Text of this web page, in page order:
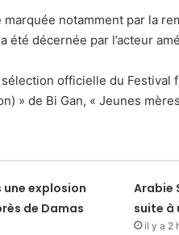
notamment par la
décernée par l’acteur
officielle du Festival
» de Bi Gan, « Jeunes
une explosion
de Damas
Arabie
suite à
il y a 2